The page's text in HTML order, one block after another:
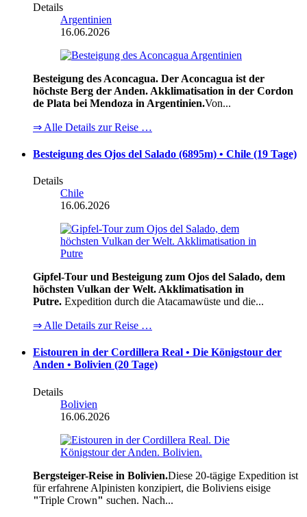
Details
Argentinien
16.06.2026
Besteigung des Aconcagua. Der Aconcagua ist der
höchste Berg der Anden. Akklimatisation in der Cordon
de Plata bei Mendoza in Argentinien.Von...
⇒ Alle Details zur Reise …
Besteigung des Ojos del Salado (6895m) • Chile (19 Tage)
Details
Chile
16.06.2026
Gipfel-Tour und Besteigung zum Ojos del Salado, dem
höchsten Vulkan der Welt. Akklimatisation in
Putre. Expedition durch die Atacamawüste und die...
⇒ Alle Details zur Reise …
Eistouren in der Cordillera Real • Die Königstour der
Anden • Bolivien (20 Tage)
Details
Bolivien
16.06.2026
Bergsteiger-Reise in Bolivien.Diese 20-tägige Expedition ist
für erfahrene Alpinisten konzipiert, die Boliviens eisige
"Triple Crown" suchen. Nach...